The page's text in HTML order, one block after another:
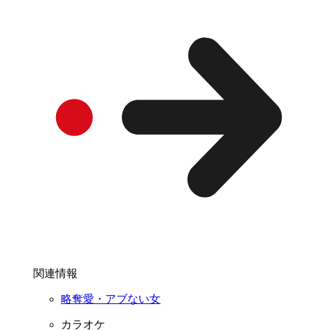
関連情報
略奪愛・アブない女
カラオケ